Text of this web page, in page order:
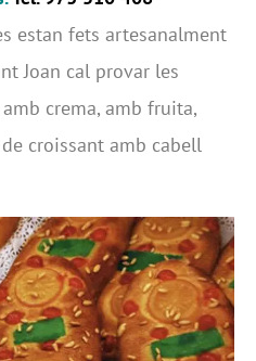
estan fets artesanalment
Joan cal provar les
crema, amb fruita,
croissant amb cabell